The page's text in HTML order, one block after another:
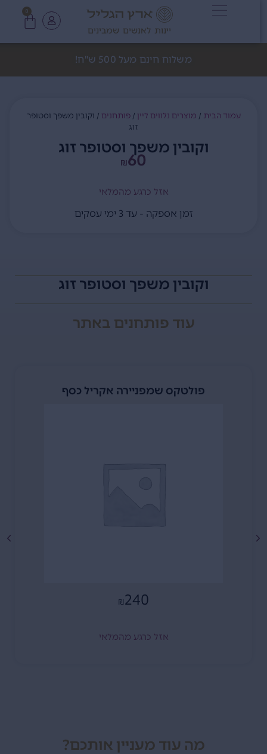
יינות לאנשים שמבינים
משלוח חינם מעל 500 ש"ח!
עמוד הבית/ מוצרים נלווים ליין/ פותחנים/ וקובין משפך וסטופר
זוג
וקובין משפך וסטופר זוג
₪60
אזל כרגע מהמלאי
זמן אספקה - עד 3 ימי עסקים
וקובין משפך וסטופר זוג
עודפותחניםבאתר
פולטקס שמפניירה אקריל כסף
₪ 240
אזל כרגע מהמלאי
מה עוד מעניין אותכם?